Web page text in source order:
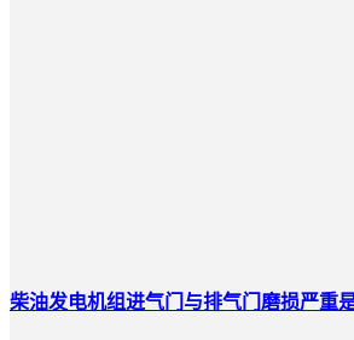
柴油发电机组进气门与排气门磨损严重